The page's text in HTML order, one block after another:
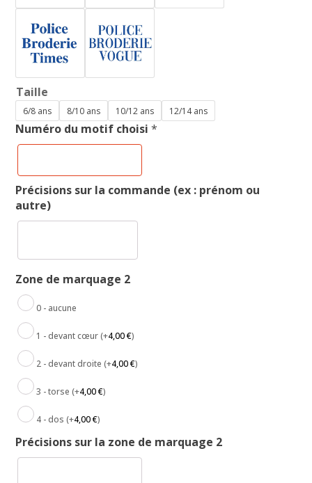
Taille
6/8 ans 8/10 ans 10/12 ans 12/14 ans
Numéro du motif choisi *
Précisions sur la commande (ex : prénom ou
autre)
Zone de marquage 2
0 - aucune
1 - devant cœur(+4,00€)
2 - devant droite(+4,00€)
3 - torse(+4,00€)
4 - dos(+4,00€)
Précisions sur la zone de marquage 2